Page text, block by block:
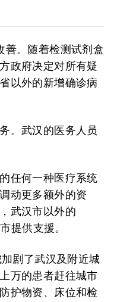
善。随着检测试剂盒
政府决定对所有疑
以外的新增确诊病
。武汉的医务人员
任何一种医疗系统
动更多额外的资
武汉市以外的
提供支援。
剧了武汉及附近城
万的患者赶往城市
护物资、床位和检